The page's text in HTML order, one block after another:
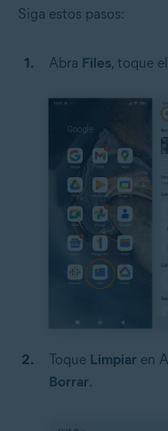
Siga estos pasos:
Abra Files, toque
Toque Limpiar en
Borrar.